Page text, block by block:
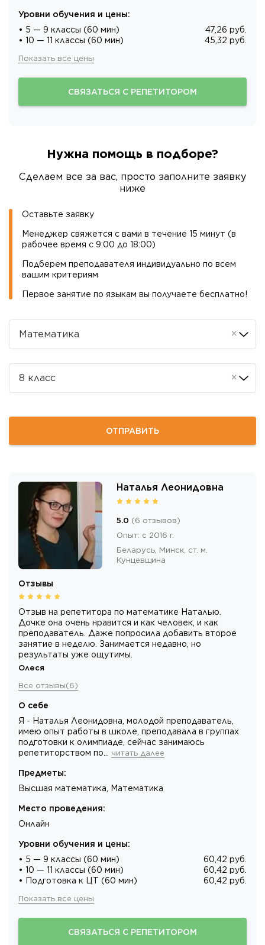
Уровни обучения и цены:
• 5 — 9 классы (60 мин)
47,26 руб.
• 10 — 11 классы (60 мин)
45,32 руб.
Показать все цены
СВЯЗАТЬСЯ С РЕПЕТИТОРОМ
Нужна помощь в подборе?
Сделаем все за вас, просто заполните заявку
ниже
Оставьте заявку
Менеджер свяжется с вами в течение 15 минут (в
рабочее время с 9:00 до 18:00)
Подберем преподавателя индивидуально по всем
вашим критериям
Первое занятие по языкам вы получаете бесплатно!
Математика ×
8 класс ×
ОТПРАВИТЬ
Наталья Леонидовна
5.0 (6 отзывов)
Опыт: с 2016 г.
Беларусь, Минск, ст. м.
Кунцевщина
Отзывы
Отзыв на репетитора по математике Наталью.
Дочке она очень нравится и как человек, и как
преподаватель. Даже попросила добавить второе
занятие в неделю. Занимается недавно, но
результаты уже ощутимы.
Олеся
Все отзывы(6)
О себе
Я - Наталья Леонидовна, молодой преподаватель,
имею опыт работы в школе, преподавала в группах
подготовки к олимпиаде, сейчас занимаюсь
репетиторством по… читать далее
Предметы:
Высшая математика, Математика
Место проведения:
Онлайн
Уровни обучения и цены:
• 5 — 9 классы (60 мин)
60,42 руб.
• 10 — 11 классы (60 мин)
60,42 руб.
• Подготовка к ЦТ (60 мин)
60,42 руб.
Показать все цены
СВЯЗАТЬСЯ С РЕПЕТИТОРОМ